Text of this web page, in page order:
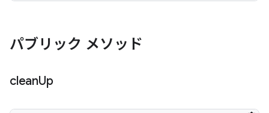
パブリック メソッド
cleanUp